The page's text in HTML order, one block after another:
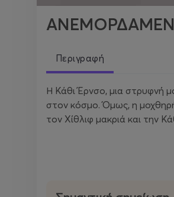
Περιγραφή
Η Κάθι Έρνσο, μια στρυφνή
στον κόσμο. Όμως, η
τον Χίθλιφ μακριά και την